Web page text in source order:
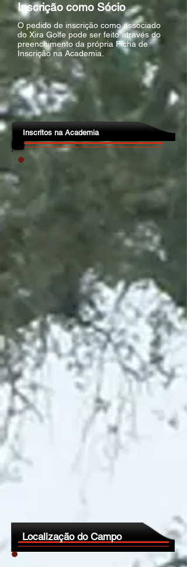
Inscrição como Sócio
O pedido de inscrição como associado
do Xira Golfe pode ser feito através do
preenchimento da própria Ficha de
Inscrição na Academia.
Inscritos na Academia
Localização do Campo